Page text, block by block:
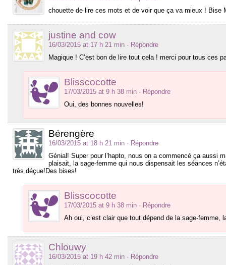
chouette de lire ces mots et de voir que ça va mieux ! Bise
justine and cow
16/03/2015 at 17 h 21 min · Répondre
Magique ! C’est bon de lire tout cela ! merci pour tous ces
Blisscocotte
17/03/2015 at 9 h 38 min · Répondre
Oui, des bonnes nouvelles!
Bérengère
16/03/2015 at 18 h 21 min · Répondre
Génial! Super pour l’hapto, nous on a commencé ça aussi
plaisait, la sage-femme qui nous dispensait les séances
très déçue!Des bises!
Blisscocotte
17/03/2015 at 9 h 38 min · Répondre
Ah oui, c’est clair que tout dépend de la sage-femme,
Chlouwy
16/03/2015 at 19 h 42 min · Répondre